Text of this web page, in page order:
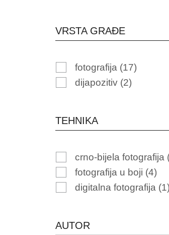
VRSTA GRAĐE
fotografija (17)
dijapozitiv (2)
TEHNIKA
crno-bijela fotografija
fotografija u boji (4)
digitalna fotografija (1)
AUTOR